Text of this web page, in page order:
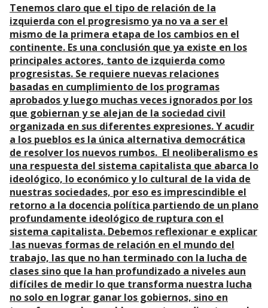
Tenemos claro que el tipo de relación de la
izquierda con el progresismo ya no va a ser el
mismo de la primera etapa de los cambios en el
continente. Es una conclusión que ya existe en los
principales actores, tanto de izquierda como
progresistas. Se requiere nuevas relaciones
basadas en cumplimiento de los programas
aprobados y luego muchas veces ignorados por los
que gobiernan y se alejan de la sociedad civil
organizada en sus diferentes expresiones. Y acudir
a los pueblos es la única alternativa democrática
de resolver los nuevos rumbos. El neoliberalismo es
una respuesta del sistema capitalista que abarca lo
ideológico, lo económico y lo cultural de la vida de
nuestras sociedades, por eso es imprescindible el
retorno a la docencia política partiendo de un plano
profundamente ideológico de ruptura con el
sistema capitalista. Debemos reflexionar e explicar
las nuevas formas de relación en el mundo del
trabajo, las que no han terminado con la lucha de
clases sino que la han profundizado a niveles aun
difíciles de medir lo que transforma nuestra lucha
no solo en lograr ganar los gobiernos, sino en